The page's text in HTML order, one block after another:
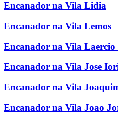
Encanador na Vila Lidia
Encanador na Vila Lemos
Encanador na Vila Laercio
Encanador na Vila Jose
Encanador na Vila
Encanador na Vila Joao